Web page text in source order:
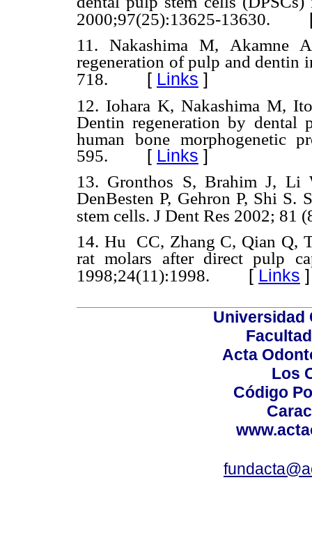
2000;97(25):13625-13630.
11. Nakashima M, Akamne
regeneration of pulp and dentin
718. [ Links ]
12. Iohara K, Nakashima M,
Dentin regeneration by dental
human bone morphogenetic
595. [ Links ]
13. Gronthos S, Brahim J, Li
DenBesten P, Gehron P, Shi S.
stem cells. J Dent Res 2002; 81
14. Hu CC, Zhang C, Qian Q,
rat molars after direct pulp
1998;24(11):1998. [ Links ]
Universidad
Acta
Los
Código